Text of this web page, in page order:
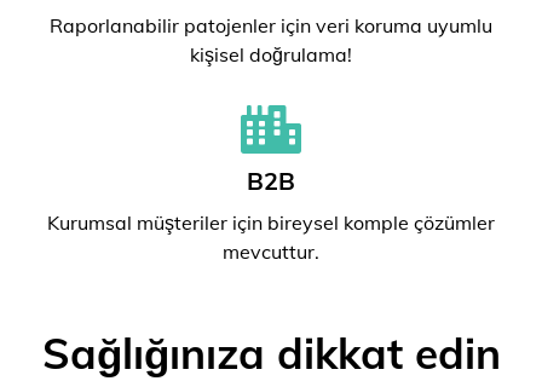
Raporlanabilir patojenler için veri koruma uyumlu
kişisel doğrulama!
B2B
Kurumsal müşteriler için bireysel komple çözümler
mevcuttur.
Sağlığınıza dikkat edin